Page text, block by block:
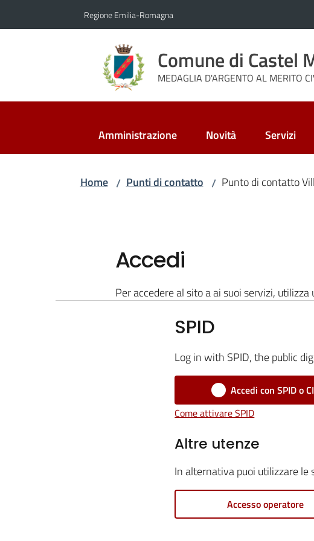
Regione Emilia-Romagna
Comune di Castel
MEDAGLIA D'ARGENTO AL MERITO
Amministrazione Novità Servizi
Home / Punti di contatto / Punto di contatto
Accedi
Per accedere al sito a ai suoi servizi,
SPID
Log in with SPID, the public
Accedi con SPID o
Come attivare SPID
Altre utenze
In alternativa puoi utilizzare le
Accesso operatore